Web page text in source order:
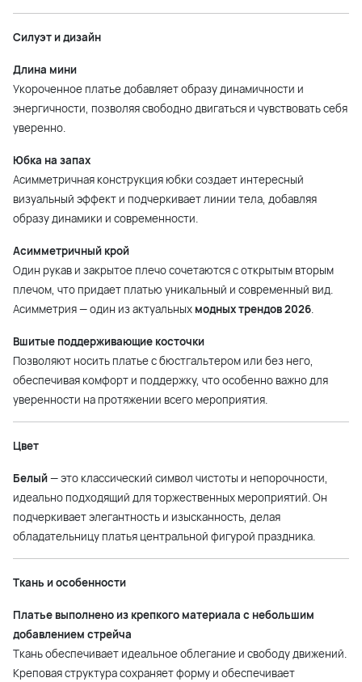
Силуэт и дизайн
Длина мини
Укороченное платье добавляет образу динамичности и
энергичности, позволяя свободно двигаться и чувствовать себя
уверенно.
Юбка на запах
Асимметричная конструкция юбки создает интересный
визуальный эффект и подчеркивает линии тела, добавляя
образу динамики и современности.
Асимметричный крой
Один рукав и закрытое плечо сочетаются с открытым вторым
плечом, что придает платью уникальный и современный вид.
Асимметрия — один из актуальных модных трендов 2026.
Вшитые поддерживающие косточки
Позволяют носить платье с бюстгальтером или без него,
обеспечивая комфорт и поддержку, что особенно важно для
уверенности на протяжении всего мероприятия.
Цвет
Белый— это классический символ чистоты и непорочности,
идеально подходящий для торжественных мероприятий. Он
подчеркивает элегантность и изысканность, делая
обладательницу платья центральной фигурой праздника.
Ткань и особенности
Платье выполнено из крепкого материала с небольшим
добавлением стрейча
Ткань обеспечивает идеальное облегание и свободу движений.
Креповая структура сохраняет форму и обеспечивает